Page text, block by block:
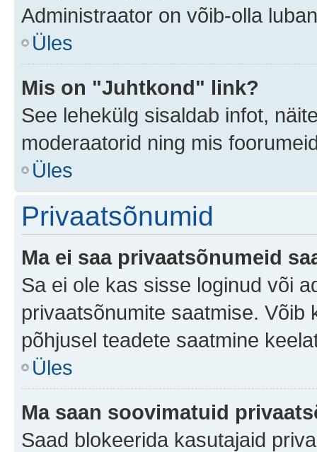
Administraator on võib-olla
Üles
Mis on "Juhtkond" link?
See lehekülg sisaldab infot,
moderaatorid ning mis
Üles
Privaatsõnumid
Ma ei saa privaatsõnumeid
Sa ei ole kas sisse loginud või
privaatsõnumite saatmise. Võib
põhjusel teadete saatmine
Üles
Ma saan soovimatuid
Saad blokeerida kasutajaid